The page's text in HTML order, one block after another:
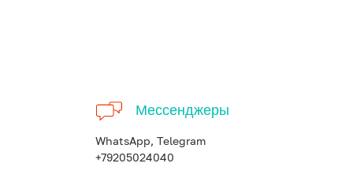
Мессенджеры
WhatsApp, Telegram
+79205024040